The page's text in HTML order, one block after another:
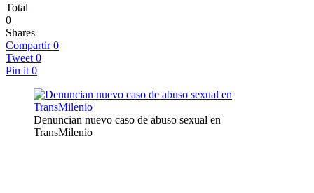
Total
0
Shares
Compartir 0
Tweet 0
Pin it 0
Denuncian nuevo caso de abuso sexual en
TransMilenio